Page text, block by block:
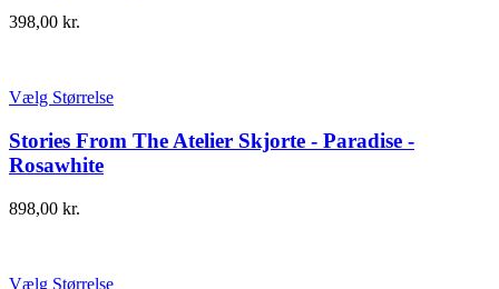
398,00 kr.
Vælg Størrelse
Stories From The Atelier Skjorte - Paradise -
Rosawhite
898,00 kr.
Vælg Størrelse